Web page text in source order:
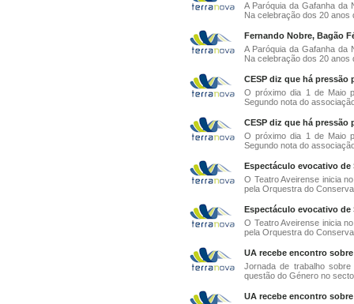
A Paróquia da Gafanha da
Na celebração dos 20 anos
Fernando Nobre, Bagão
A Paróquia da Gafanha da
Na celebração dos 20 anos
CESP diz que há pressão
O próximo dia 1 de Maio
Segundo nota do
CESP diz que há pressão
O próximo dia 1 de Maio
Segundo nota do
Espectáculo evocativo de
O Teatro Aveirense inicia
pela Orquestra do
Espectáculo evocativo de
O Teatro Aveirense inicia
pela Orquestra do
UA recebe encontro
Jornada de trabalho
questão do Género no
UA recebe encontro